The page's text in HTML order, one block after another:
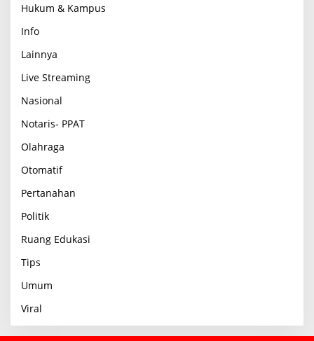
Hukum & Kampus
Info
Lainnya
Live Streaming
Nasional
Notaris- PPAT
Olahraga
Otomatif
Pertanahan
Politik
Ruang Edukasi
Tips
Umum
Viral